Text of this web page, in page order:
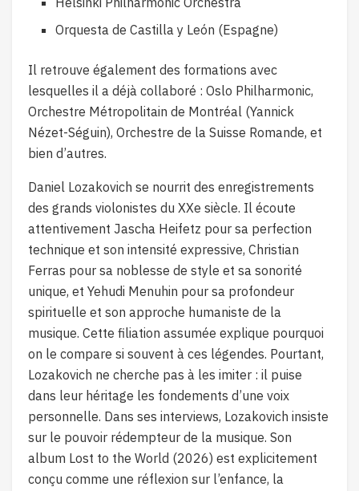
Orquesta de Castilla y León (Espagne)
Il retrouve également des formations avec
lesquelles il a déjà collaboré : Oslo Philharmonic,
Orchestre Métropolitain de Montréal (Yannick
Nézet-Séguin), Orchestre de la Suisse Romande, et
bien d’autres.
Daniel Lozakovich se nourrit des enregistrements
des grands violonistes du XXe siècle. Il écoute
attentivement Jascha Heifetz pour sa perfection
technique et son intensité expressive, Christian
Ferras pour sa noblesse de style et sa sonorité
unique, et Yehudi Menuhin pour sa profondeur
spirituelle et son approche humaniste de la
musique. Cette filiation assumée explique pourquoi
on le compare si souvent à ces légendes. Pourtant,
Lozakovich ne cherche pas à les imiter : il puise
dans leur héritage les fondements d’une voix
personnelle. Dans ses interviews, Lozakovich insiste
sur le pouvoir rédempteur de la musique. Son
album Lost to the World (2026) est explicitement
conçu comme une réflexion sur l’enfance, la